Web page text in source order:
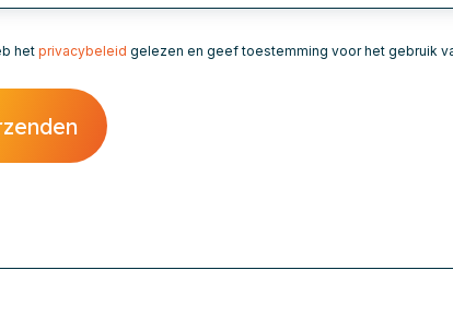
het privacybeleid gelezen en geef toestemming voor het gebruik